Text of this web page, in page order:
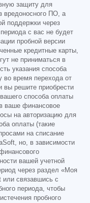
защиту для
вредоносного ПО, а
поддержки через
с вас не будет
пробной версии
кредитные карты,
не приниматься в
указания способа
во время перехода от
вы решите приобрести
способа оплаты
ваше финансовое
на авторизацию для
оплаты (такие
на списание
но, в зависимости
вашей учетной
через раздел «Моя
или связавшись с
периода, чтобы
пробного